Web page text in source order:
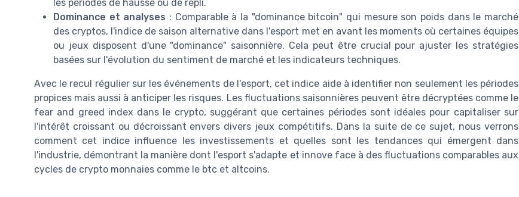
les périodes de hausse ou de repli.
Dominance et analyses : Comparable à la "dominance bitcoin" qui mesure son poids dans le marché
des cryptos, l'indice de saison alternative dans l'esport met en avant les moments où certaines équipes
ou jeux disposent d'une "dominance" saisonnière. Cela peut être crucial pour ajuster les stratégies
basées sur l'évolution du sentiment de marché et les indicateurs techniques.
Avec le recul régulier sur les événements de l'esport, cet indice aide à identifier non seulement les périodes
propices mais aussi à anticiper les risques. Les fluctuations saisonnières peuvent être décryptées comme le
fear and greed index dans le crypto, suggérant que certaines périodes sont idéales pour capitaliser sur
l'intérêt croissant ou décroissant envers divers jeux compétitifs. Dans la suite de ce sujet, nous verrons
comment cet indice influence les investissements et quelles sont les tendances qui émergent dans
l'industrie, démontrant la manière dont l'esport s'adapte et innove face à des fluctuations comparables aux
cycles de crypto monnaies comme le btc et altcoins.